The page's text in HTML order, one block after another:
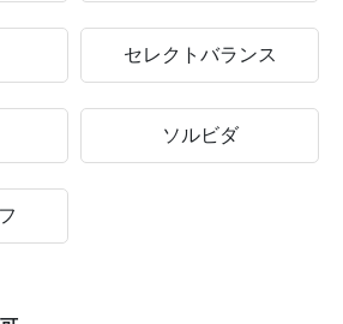
セレクトバランス
ソルビダ